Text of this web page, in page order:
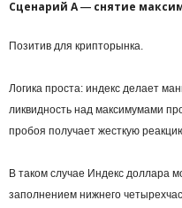
Сценарий А ― снятие
Позитив для крипторынка.
Логика проста: индекс делает
ликвидность над максимумами
пробоя получает жесткую
В таком случае Индекс доллара
заполнением нижнего